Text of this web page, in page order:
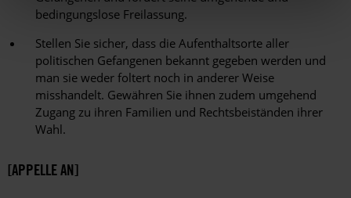
bedingungslose Freilassung.
Stellen Sie sicher, dass die Aufenthaltsorte aller
politischen Gefangenen bekannt gegeben werden und
man sie weder foltert noch in anderer Weise
misshandelt. Gewähren Sie ihnen zudem umgehend
Zugang zu ihren Familien und Rechtsbeiständen ihrer
Wahl.
[APPELLE AN]